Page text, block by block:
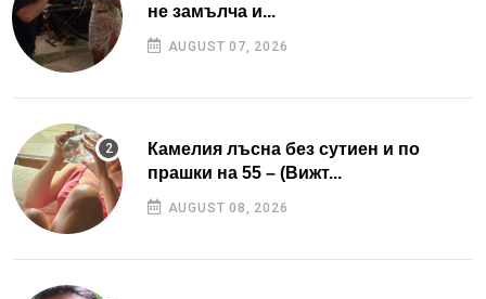
не замълча и...
AUGUST 07, 2026
Камелия лъсна без сутиен и по
прашки на 55 – (Вижт...
AUGUST 08, 2026